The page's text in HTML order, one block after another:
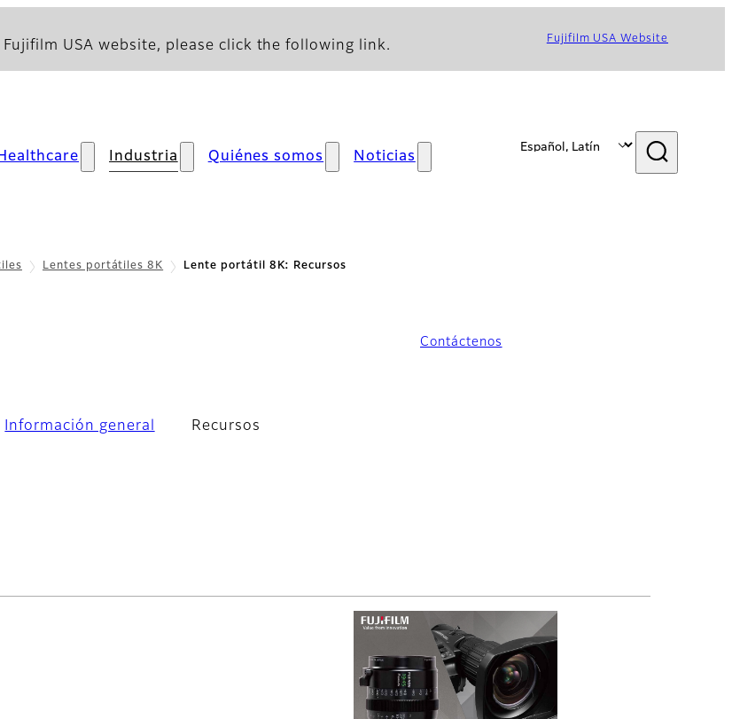
USA website, please click the following link. Fujifilm USA Website
Healthcare Industria Quiénes somos Noticias
Lentes portátiles 8K Lente portátil 8K: Recursos
Contáctenos
Información general Recursos